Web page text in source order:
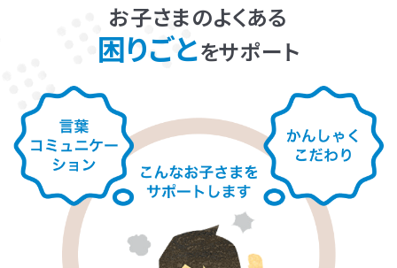
LITALICOワンダー
LITALICO発達ナビ
LITALICOライフ
LITALICOワークス
LITALICO仕事ナビ
LITALICOキャリア
LITALICO教育ソフト
LITALICO発達特性検査
お子さまのよくある
困りごとをサポート